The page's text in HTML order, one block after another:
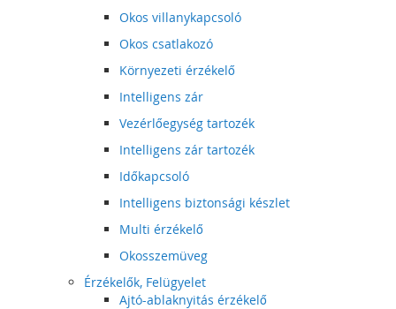
Okos villanykapcsoló
Okos csatlakozó
Környezeti érzékelő
Intelligens zár
Vezérlőegység tartozék
Intelligens zár tartozék
Időkapcsoló
Intelligens biztonsági készlet
Multi érzékelő
Okosszemüveg
Érzékelők, Felügyelet
Ajtó-ablaknyitás érzékelő